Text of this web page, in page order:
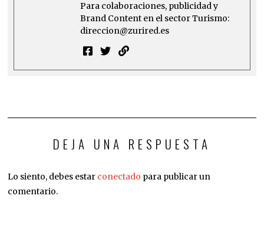
Para colaboraciones, publicidad y
Brand Content en el sector Turismo:
direccion@zurired.es
DEJA UNA RESPUESTA
Lo siento, debes estar conectado para publicar un
comentario.